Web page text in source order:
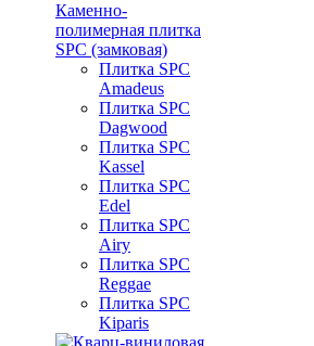
Каменно-
полимерная плитка
SPC (замковая)
Плитка SPC
Amadeus
Плитка SPC
Dagwood
Плитка SPC
Kassel
Плитка SPC
Edel
Плитка SPC
Airy
Плитка SPC
Reggae
Плитка SPC
Kiparis